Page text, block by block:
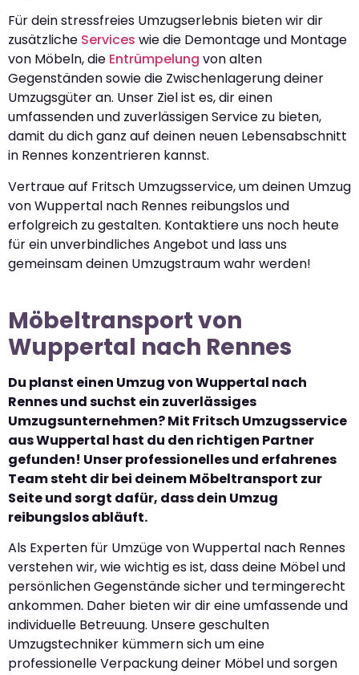
Für dein stressfreies Umzugserlebnis bieten wir dir
zusätzliche Services wie die Demontage und Montage
von Möbeln, die Entrümpelung von alten
Gegenständen sowie die Zwischenlagerung deiner
Umzugsgüter an. Unser Ziel ist es, dir einen
umfassenden und zuverlässigen Service zu bieten,
damit du dich ganz auf deinen neuen Lebensabschnitt
in Rennes konzentrieren kannst.
Vertraue auf Fritsch Umzugsservice, um deinen Umzug
von Wuppertal nach Rennes reibungslos und
erfolgreich zu gestalten. Kontaktiere uns noch heute
für ein unverbindliches Angebot und lass uns
gemeinsam deinen Umzugstraum wahr werden!
Möbeltransport von
Wuppertal nach Rennes
Du planst einen Umzug von Wuppertal nach
Rennes und suchst ein zuverlässiges
Umzugsunternehmen? Mit Fritsch Umzugsservice
aus Wuppertal hast du den richtigen Partner
gefunden! Unser professionelles und erfahrenes
Team steht dir bei deinem Möbeltransport zur
Seite und sorgt dafür, dass dein Umzug
reibungslos abläuft.
Als Experten für Umzüge von Wuppertal nach Rennes
verstehen wir, wie wichtig es ist, dass deine Möbel und
persönlichen Gegenstände sicher und termingerecht
ankommen. Daher bieten wir dir eine umfassende und
individuelle Betreuung. Unsere geschulten
Umzugstechniker kümmern sich um eine
professionelle Verpackung deiner Möbel und sorgen